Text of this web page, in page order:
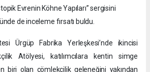
Evrenin Köhne Yapıları” sergisini
de inceleme fırsatı buldu.
Ürgüp Fabrika Yerleşkesi’nde ikincisi
Atölyesi, katılımcılara kentin simge
biri olan çömlekçilik geleneğini yakından